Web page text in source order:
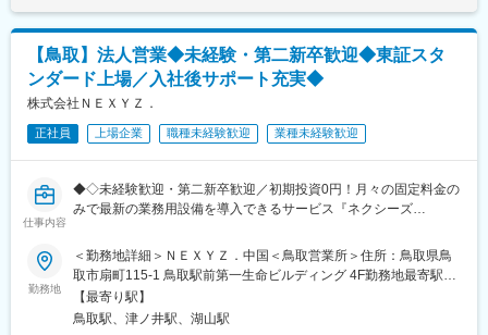
ます。地域の生活を支える仕事として、やりがいがあるとの声も
挙がっており、モチベーション高く業務に取り組んでいます。
変更の範囲：会社の定める業務
備状態を確認し、異常の早期発見や予防保全に取り組んでいただ
きます。
■職場環境
20代：3名、30代：5名、40代：1名
主に風力発電設備に関わる機械・電気の保守業務を担当してお
り、若手社員が中心となって活躍しています。社員同士が協力し
ながら業務を進めており、積極的に仕事へ取り組む前向きな風土
が根付いています。
土日祝休み、年間休日124日、月の平均残業時間は14時間と非常
に良い就業環境です。また、資格支援制度や各種研修(国内外)が用
意されており、スキルアップをしながら就業していくことが可能
です。
【鳥取】法人営業◆未経験・第二新卒歓迎◆東証スタ
ンダード上場／入社後サポート充実◆
株式会社ＮＥＸＹＺ．
正社員 上場企業 職種未経験歓迎 業種未経験歓迎
仕事内容
◆◇未経験歓迎・第二新卒歓迎／初期投資0円！月々の固定料金の
みで最新の業務用設備を導入できるサービス『ネクシーズ
視点が身につく◇◆
初期投資0円・月々の固定料金のみで最新の業務用設備を導入でき
るサービス『ネクシーズZERO』を展開する当社の法人営業職と
して、電気代やCO2排出量削減が可能なLEDや空調などのご提案
勤務地
＜勤務地詳細＞ＮＥＸＹＺ．中国＜鳥取営業所＞住所：鳥取県鳥
取市扇町115-1 鳥取駅前第一生命ビルディング 4F勤務地最寄駅：
JR山陰本線／鳥取駅受動喫煙対策：敷地内全面禁煙変更の範囲：
会社の定める事業所
【最寄り駅】
鳥取駅、津ノ井駅、湖山駅